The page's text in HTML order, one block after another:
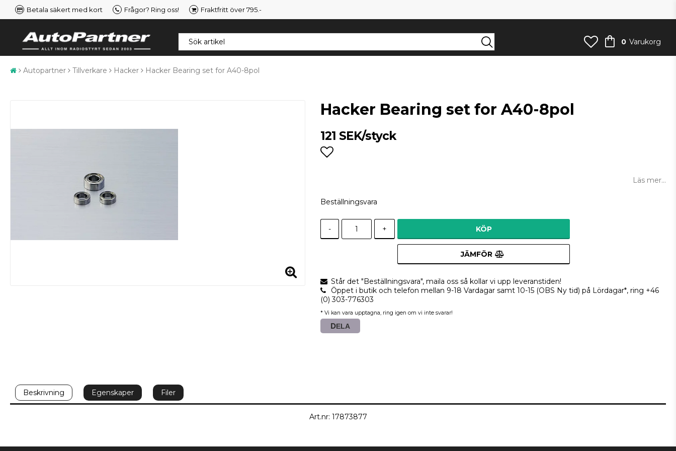
Betala säkert med kort Frågor? Ring oss! Fraktfritt över 795.-
0 Varukorg
Autopartner Tillverkare Hacker Hacker Bearing set for A40-8pol
Hacker Bearing set for A40-8pol
121 SEK/styck
Läs mer...
Beställningsvara
- + KÖP
JÄMFÖR
Står det "Beställningsvara", maila oss så kollar vi upp leveranstiden!
Öppet i butik och telefon mellan 9-18 Vardagar samt 10-15 (OBS Ny tid) på Lördagar*, ring +46
(0) 303-776303
* Vi kan vara upptagna, ring igen om vi inte svarar!
DELA
Beskrivning Egenskaper Filer
Art.nr: 17873877